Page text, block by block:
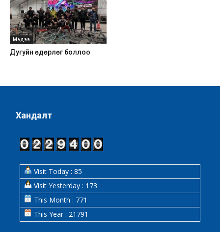
Мэдээ
Дугуйн өдөрлөг боллоо
Хандалт
Visit Today : 85
Visit Yesterday : 173
This Month : 771
This Year : 21791